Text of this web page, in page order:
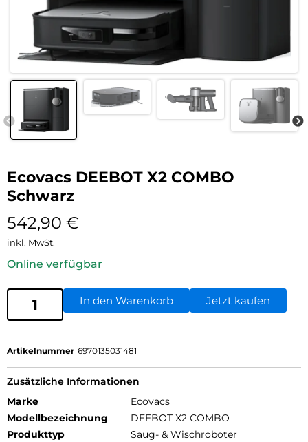
Ecovacs DEEBOT X2 COMBO
Schwarz
542,90 €
inkl. MwSt.
Online verfügbar
In den Warenkorb Jetzt kaufen
Artikelnummer 6970135031481
Zusätzliche Informationen
Marke
Ecovacs
Modellbezeichnung
DEEBOT X2 COMBO
Produkttyp
Saug- & Wischroboter